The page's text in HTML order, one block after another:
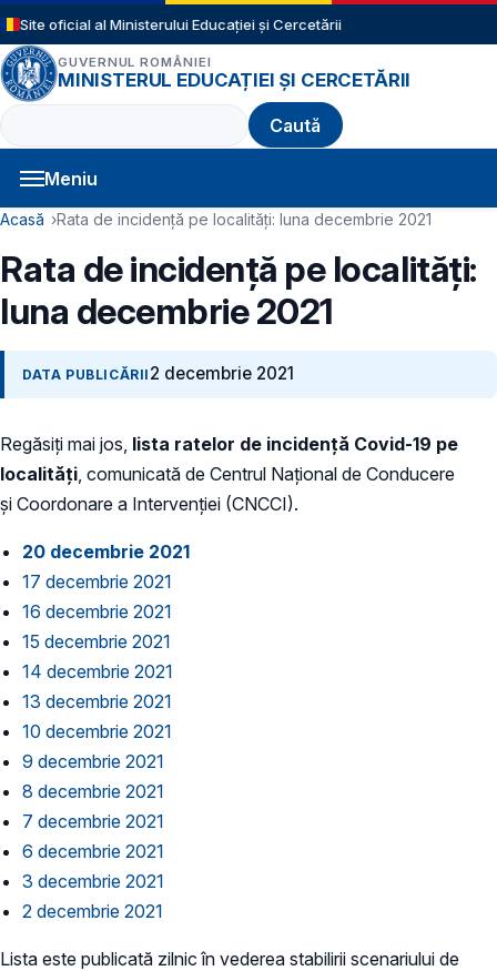
Sari la conținutul principal
Site oficial al Ministerului Educației și Cercetării
GUVERNUL ROMÂNIEI
MINISTERUL EDUCAȚIEI ȘI CERCETĂRII
Caută
Meniu
Navigație principală
Cale de navigare
Acasă Rata de incidență pe localități: luna decembrie 2021
Rata de incidență pe localități:
luna decembrie 2021
DATA PUBLICĂRII 2 decembrie 2021
Regăsiți mai jos, lista ratelor de incidență Covid-19 pe
localități , comunicată de Centrul Național de Conducere
și Coordonare a Intervenției (CNCCI).
20 decembrie 2021
17 decembrie 2021
16 decembrie 2021
15 decembrie 2021
14 decembrie 2021
13 decembrie 2021
10 decembrie 2021
9 decembrie 2021
8 decembrie 2021
7 decembrie 2021
6 decembrie 2021
3 decembrie 2021
2 decembrie 2021
Lista este publicată zilnic în vederea stabilirii scenariului de